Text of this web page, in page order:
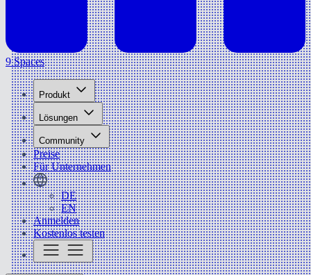
9 Spaces
Produkt
Lösungen
Community
Preise
Für Unternehmen
DE
EN
Anmelden
Kostenlos testen